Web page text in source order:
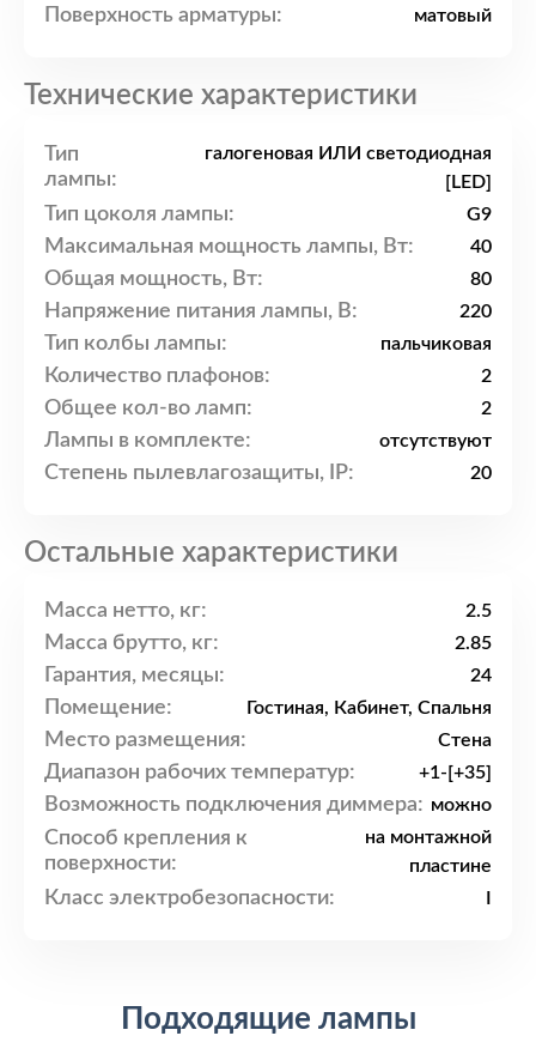
Поверхность арматуры: матовый
Технические характеристики
Тип
лампы:
галогеновая ИЛИ светодиодная
[LED]
Тип цоколя лампы: G9
Максимальная мощность лампы, Вт: 40
Общая мощность, Вт: 80
Напряжение питания лампы, В: 220
Тип колбы лампы: пальчиковая
Количество плафонов: 2
Общее кол-во ламп: 2
Лампы в комплекте: отсутствуют
Степень пылевлагозащиты, IP: 20
Остальные характеристики
Масса нетто, кг: 2.5
Масса брутто, кг: 2.85
Гарантия, месяцы: 24
Помещение: Гостиная, Кабинет, Спальня
Место размещения: Стена
Диапазон рабочих температур: +1-[+35]
Возможность подключения диммера: можно
Способ крепления к
поверхности:
на монтажной
пластине
Класс электробезопасности:
Подходящие лампы